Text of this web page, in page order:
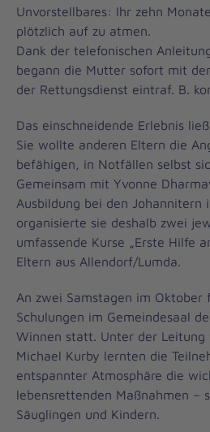
Unvorstellbares: Ihr zehn
plötzlich auf zu atmen.
Dank der telefonischen
begann die Mutter sofort mit
der Rettungsdienst eintraf. B.
Das einschneidende Erlebnis
Sie wollte anderen Eltern die
befähigen, in Notfällen selbst
Gemeinsam mit Yvonne
Ausbildung bei den Johannitern
organisierte sie deshalb zwei
umfassende Kurse „Erste Hilfe
Eltern aus Allendorf/Lumda.
An zwei Samstagen im Oktober
Schulungen im Gemeindesaal
Winnen statt. Unter der Leitung
Michael Kurby lernten die
entspannter Atmosphäre die
lebensrettenden Maßnahmen –
Säuglingen und Kindern.